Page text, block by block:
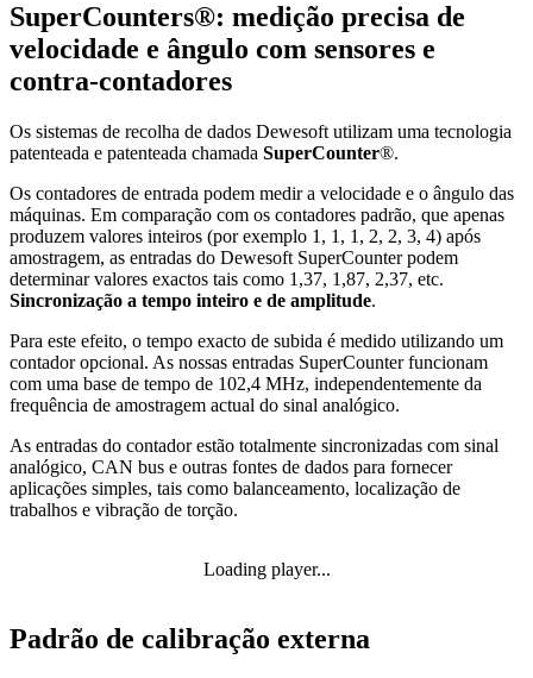
SuperCounters®: medição precisa de
velocidade e ângulo com sensores e
contra-contadores
Os sistemas de recolha de dados Dewesoft utilizam uma tecnologia
patenteada e patenteada chamada SuperCounter®.
Os contadores de entrada podem medir a velocidade e o ângulo das
máquinas. Em comparação com os contadores padrão, que apenas
produzem valores inteiros (por exemplo 1, 1, 1, 2, 2, 3, 4) após
amostragem, as entradas do Dewesoft SuperCounter podem
determinar valores exactos tais como 1,37, 1,87, 2,37, etc.
Sincronização a tempo inteiro e de amplitude.
Para este efeito, o tempo exacto de subida é medido utilizando um
contador opcional. As nossas entradas SuperCounter funcionam
com uma base de tempo de 102,4 MHz, independentemente da
frequência de amostragem actual do sinal analógico.
As entradas do contador estão totalmente sincronizadas com sinal
analógico, CAN bus e outras fontes de dados para fornecer
aplicações simples, tais como balanceamento, localização de
trabalhos e vibração de torção.
Loading player...
Padrão de calibração externa